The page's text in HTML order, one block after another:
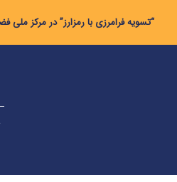
“تسویه فرامرزی با رمزارز” در مرکز